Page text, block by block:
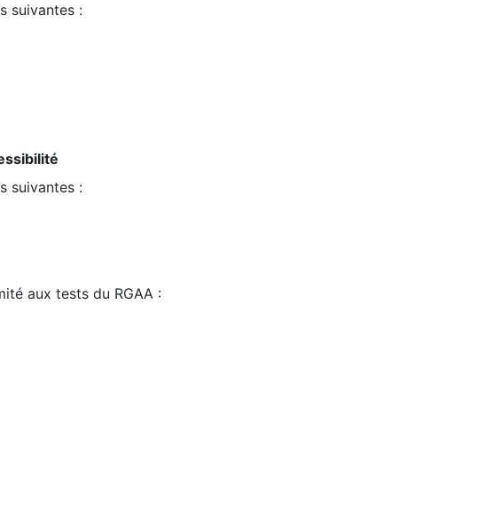
suivantes :
suivantes :
aux tests du RGAA :